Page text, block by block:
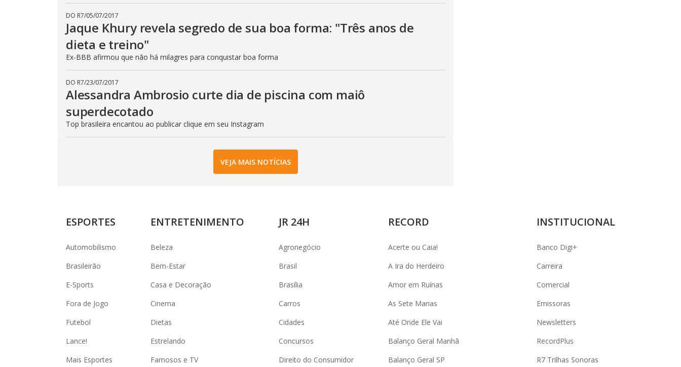
DO R7/05/07/2017
Jaque Khury revela segredo de sua boa forma: "Três anos de
dieta e treino"
Ex-BBB afirmou que não há milagres para conquistar boa forma
DO R7/23/07/2017
Alessandra Ambrosio curte dia de piscina com maiô
superdecotado
Top brasileira encantou ao publicar clique em seu Instagram
VEJA MAIS NOTÍCIAS
ESPORTES
Automobilismo
Brasileirão
E-Sports
Fora de Jogo
Futebol
Lance!
Mais Esportes
ENTRETENIMENTO
Beleza
Bem-Estar
Casa e Decoração
Cinema
Dietas
Estrelando
Famosos e TV
JR 24H
Agronegócio
Brasil
Brasília
Carros
Cidades
Concursos
Direito do Consumidor
RECORD
Acerte ou Caia!
A Ira do Herdeiro
Amor em Ruínas
As Sete Marias
Até Onde Ele Vai
Balanço Geral Manhã
Balanço Geral SP
INSTITUCIONAL
Banco Digi+
Carreira
Comercial
Emissoras
Newsletters
RecordPlus
R7 Trilhas Sonoras